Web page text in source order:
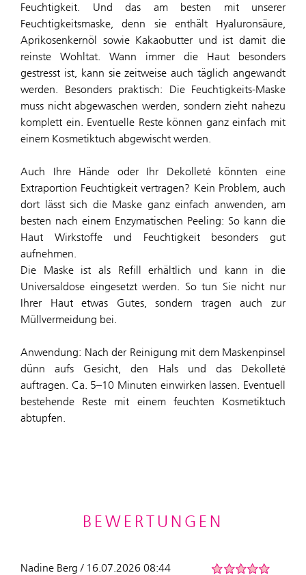
Feuchtigkeit. Und das am besten mit unserer
Feuchtigkeitsmaske, denn sie enthält Hyaluronsäure,
Aprikosenkernöl sowie Kakaobutter und ist damit die
reinste Wohltat. Wann immer die Haut besonders
gestresst ist, kann sie zeitweise auch täglich angewandt
werden. Besonders praktisch: Die Feuchtigkeits-Maske
muss nicht abgewaschen werden, sondern zieht nahezu
komplett ein. Eventuelle Reste können ganz einfach mit
einem Kosmetiktuch abgewischt werden.
Auch Ihre Hände oder Ihr Dekolleté könnten eine
Extraportion Feuchtigkeit vertragen? Kein Problem, auch
dort lässt sich die Maske ganz einfach anwenden, am
besten nach einem Enzymatischen Peeling: So kann die
Haut Wirkstoffe und Feuchtigkeit besonders gut
aufnehmen.
Die Maske ist als Refill erhältlich und kann in die
Universaldose eingesetzt werden. So tun Sie nicht nur
Ihrer Haut etwas Gutes, sondern tragen auch zur
Müllvermeidung bei.
Anwendung: Nach der Reinigung mit dem Maskenpinsel
dünn aufs Gesicht, den Hals und das Dekolleté
auftragen. Ca. 5–10 Minuten einwirken lassen. Eventuell
bestehende Reste mit einem feuchten Kosmetiktuch
abtupfen.
BEWERTUNGEN
Nadine Berg / 16.07.2026 08:44